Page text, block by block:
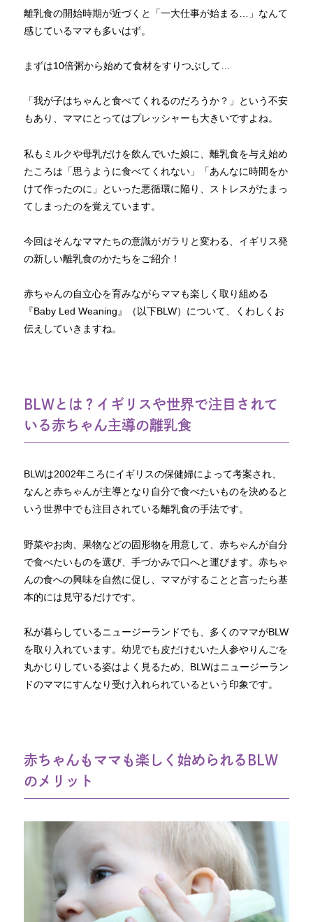
離乳食の開始時期が近づくと「一大仕事が始まる…」なんて
感じているママも多いはず。
まずは10倍粥から始めて食材をすりつぶして…
「我が子はちゃんと食べてくれるのだろうか？」という不安
もあり、ママにとってはプレッシャーも大きいですよね。
私もミルクや母乳だけを飲んでいた娘に、離乳食を与え始め
たころは「思うように食べてくれない」「あんなに時間をか
けて作ったのに」といった悪循環に陥り、ストレスがたまっ
てしまったのを覚えています。
今回はそんなママたちの意識がガラリと変わる、イギリス発
の新しい離乳食のかたちをご紹介！
赤ちゃんの自立心を育みながらママも楽しく取り組める
『Baby Led Weaning』（以下BLW）について、くわしくお
伝えしていきますね。
BLWとは？イギリスや世界で注目されて
いる赤ちゃん主導の離乳食
BLWは2002年ころにイギリスの保健婦によって考案され、
なんと赤ちゃんが主導となり自分で食べたいものを決めると
いう世界中でも注目されている離乳食の手法です。
野菜やお肉、果物などの固形物を用意して、赤ちゃんが自分
で食べたいものを選び、手づかみで口へと運びます。赤ちゃ
んの食への興味を自然に促し、ママがすることと言ったら基
本的には見守るだけです。
私が暮らしているニュージーランドでも、多くのママがBLW
を取り入れています。幼児でも皮だけむいた人参やりんごを
丸かじりしている姿はよく見るため、BLWはニュージーラン
ドのママにすんなり受け入れられているという印象です。
赤ちゃんもママも楽しく始められるBLW
のメリット